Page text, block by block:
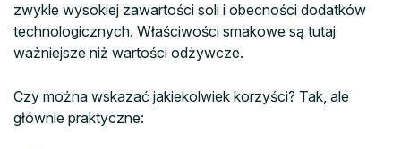
zwykle wysokiej zawartości soli i obecności dodatków
technologicznych. Właściwości smakowe są tutaj
ważniejsze niż wartości odżywcze.
Czy można wskazać jakiekolwiek korzyści? Tak, ale
głównie praktyczne: